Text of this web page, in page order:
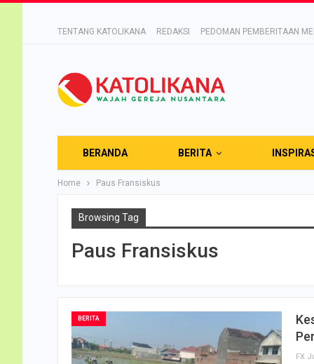
TENTANG KATOLIKANA
REDAKSI PEDOMAN PEMBERITAAN
BERANDA BERITA
Home Paus Fransiskus
Browsing Tag
Paus Fransiskus
BERITA
FX